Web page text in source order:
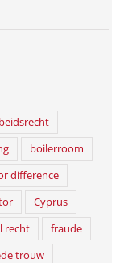
boilerroom
difference
Cyprus
recht
fraude
trouw